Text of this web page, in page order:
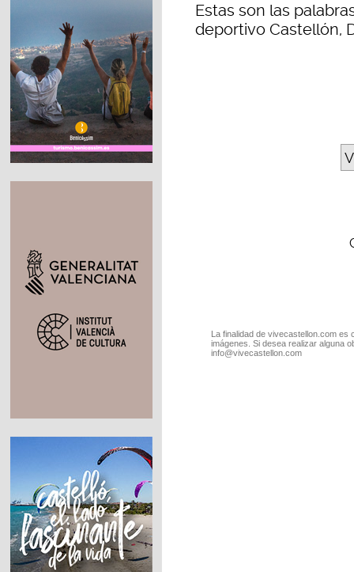
Estas son las
deportivo Castellón,
La finalidad de vivecastellon.com
imágenes. Si desea realizar alguna
info@vivecastellon.com